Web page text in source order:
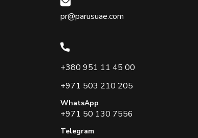
pr@parusuae.com
+380 951 11 45 00
+971 503 210 205
WhatsApp
+971 50 130 7556
Telegram